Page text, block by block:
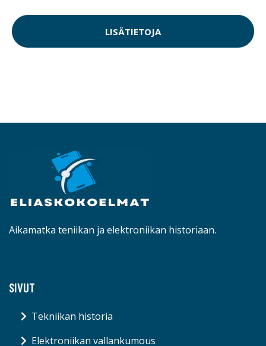
LISÄTIETOJA
Aikamatka teniikan ja elektroniikan historiaan.
SIVUT
Tekniikan historia
Elektroniikan vallankumous